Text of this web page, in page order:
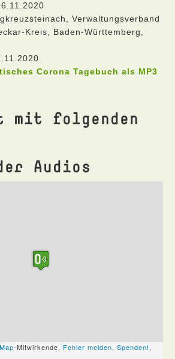
Verwaltungsverband
Kreis, Baden-Württemberg,
Corona Tagebuch als MP3
mit folgenden
Audios